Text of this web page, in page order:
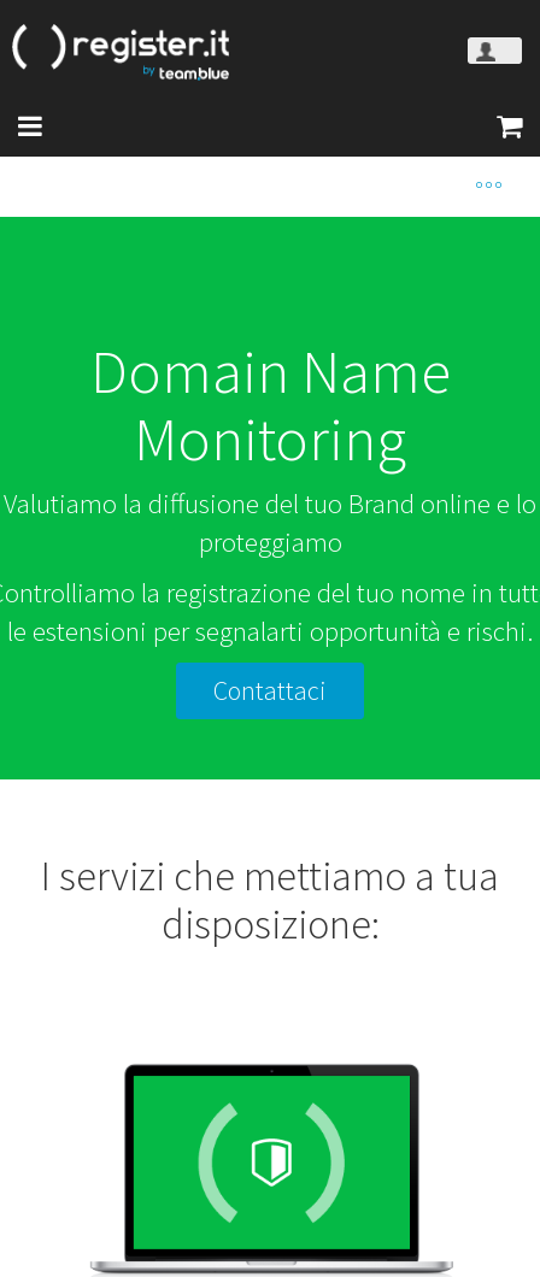
Domain Name
Monitoring
Valutiamo la diffusione del tuo Brand online e lo
proteggiamo
la registrazione del tuo nome in
le estensioni per segnalarti opportunità e rischi.
Contattaci
I servizi che mettiamo a tua
disposizione: